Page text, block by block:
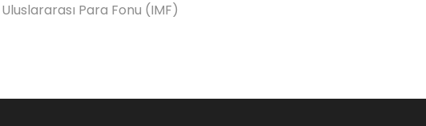
Uluslararası Para Fonu (IMF)